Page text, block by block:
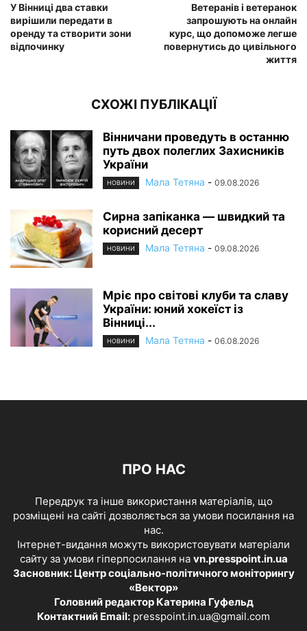
У Вінниці два ставки
вирішили передати в
оренду та створити зони
відпочинку
Ветеранів і ветеранок
запрошують на онлайн
курс, що допоможе легше
повернутись до цивільного
життя
СХОЖІ ПУБЛІКАЦІЇ
Вінничани проведуть в останню
путь двох полеглих Захисників
України
НОВИНИ Мала Тетяна - 09.08.2026
Сирна запіканка — швидкий та
корисний десерт
НОВИНИ Мала Тетяна - 09.08.2026
Мріє про світові клуби та славу
України: юний хокеїст із
Вінниці...
НОВИНИ Мала Тетяна - 06.08.2026
ПРО НАС
Передрук та інше використання матеріалів, що
розміщені на сайті дозволяється за умови посилання на
нас.
Інтернет-видання можуть використовувати матеріали
сайту за умови гіперпосилання на vn.presspoint.in.ua
Засновник: Центр соціально-політичного моніторингу
«Вектор»
Головний редактор Катерина Гуфельд
Контактний Email: presspoint.in.ua@gmail.com